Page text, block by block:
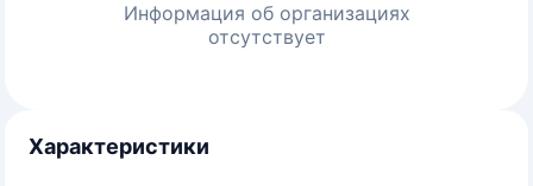
Информация об организациях
отсутствует
Характеристики